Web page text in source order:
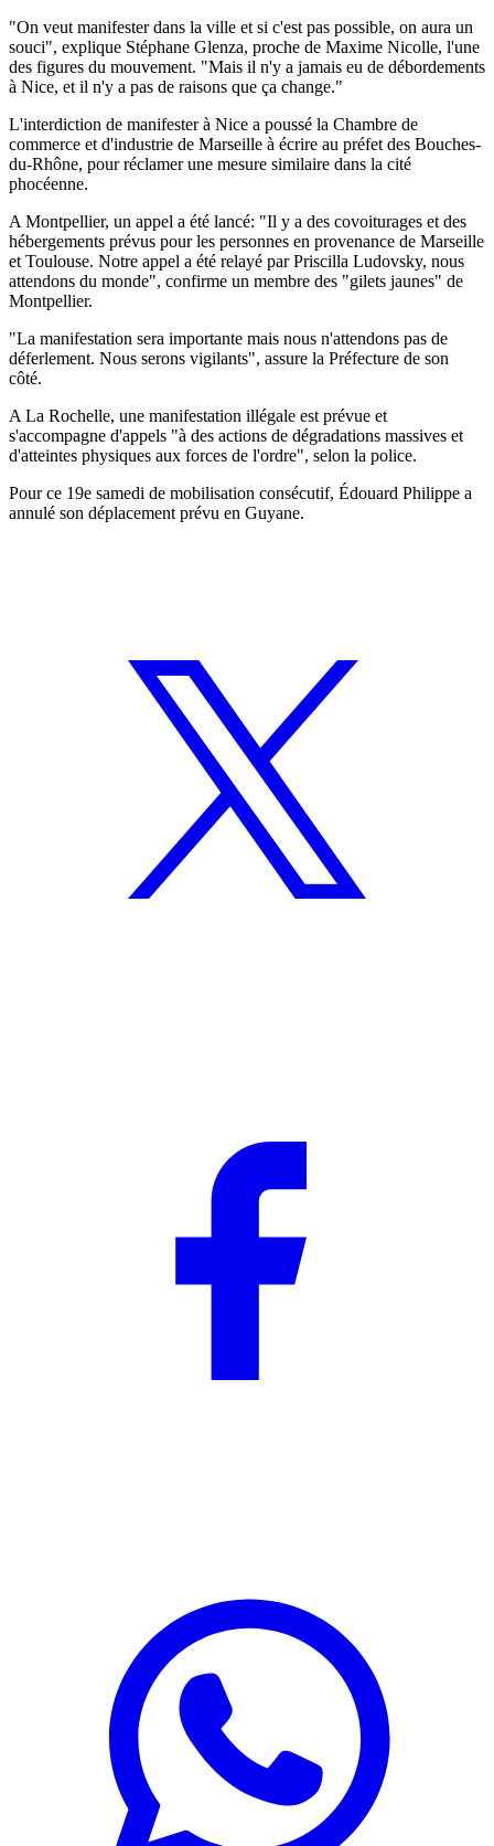
"On veut manifester dans la ville et si c'est pas possible, on aura un
souci", explique Stéphane Glenza, proche de Maxime Nicolle, l'une
des figures du mouvement. "Mais il n'y a jamais eu de débordements
à Nice, et il n'y a pas de raisons que ça change."
L'interdiction de manifester à Nice a poussé la Chambre de
commerce et d'industrie de Marseille à écrire au préfet des Bouches-
du-Rhône, pour réclamer une mesure similaire dans la cité
phocéenne.
A Montpellier, un appel a été lancé: "Il y a des covoiturages et des
hébergements prévus pour les personnes en provenance de Marseille
et Toulouse. Notre appel a été relayé par Priscilla Ludovsky, nous
attendons du monde", confirme un membre des "gilets jaunes" de
Montpellier.
"La manifestation sera importante mais nous n'attendons pas de
déferlement. Nous serons vigilants", assure la Préfecture de son
côté.
A La Rochelle, une manifestation illégale est prévue et
s'accompagne d'appels "à des actions de dégradations massives et
d'atteintes physiques aux forces de l'ordre", selon la police.
Pour ce 19e samedi de mobilisation consécutif, Édouard Philippe a
annulé son déplacement prévu en Guyane.